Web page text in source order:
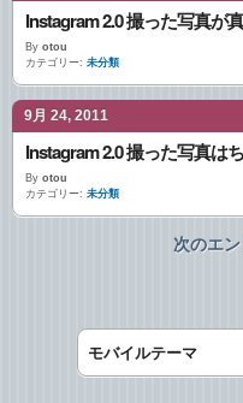
Instagram 2.0 撮った写真
By otou
カテゴリー: 未分類
9月 24, 2011
By otou
カテゴリー: 未分類
次のエ
モバイルテーマ